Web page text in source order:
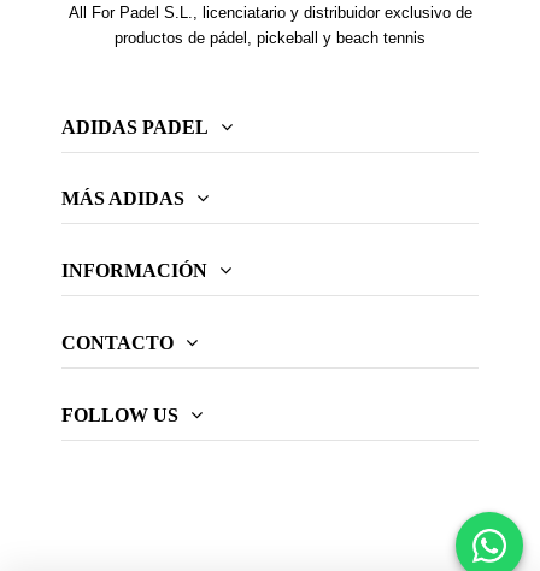
All For Padel S.L., licenciatario y distribuidor exclusivo de
productos de pádel, pickeball y beach tennis
ADIDAS PADEL
MÁS ADIDAS
INFORMACIÓN
CONTACTO
FOLLOW US